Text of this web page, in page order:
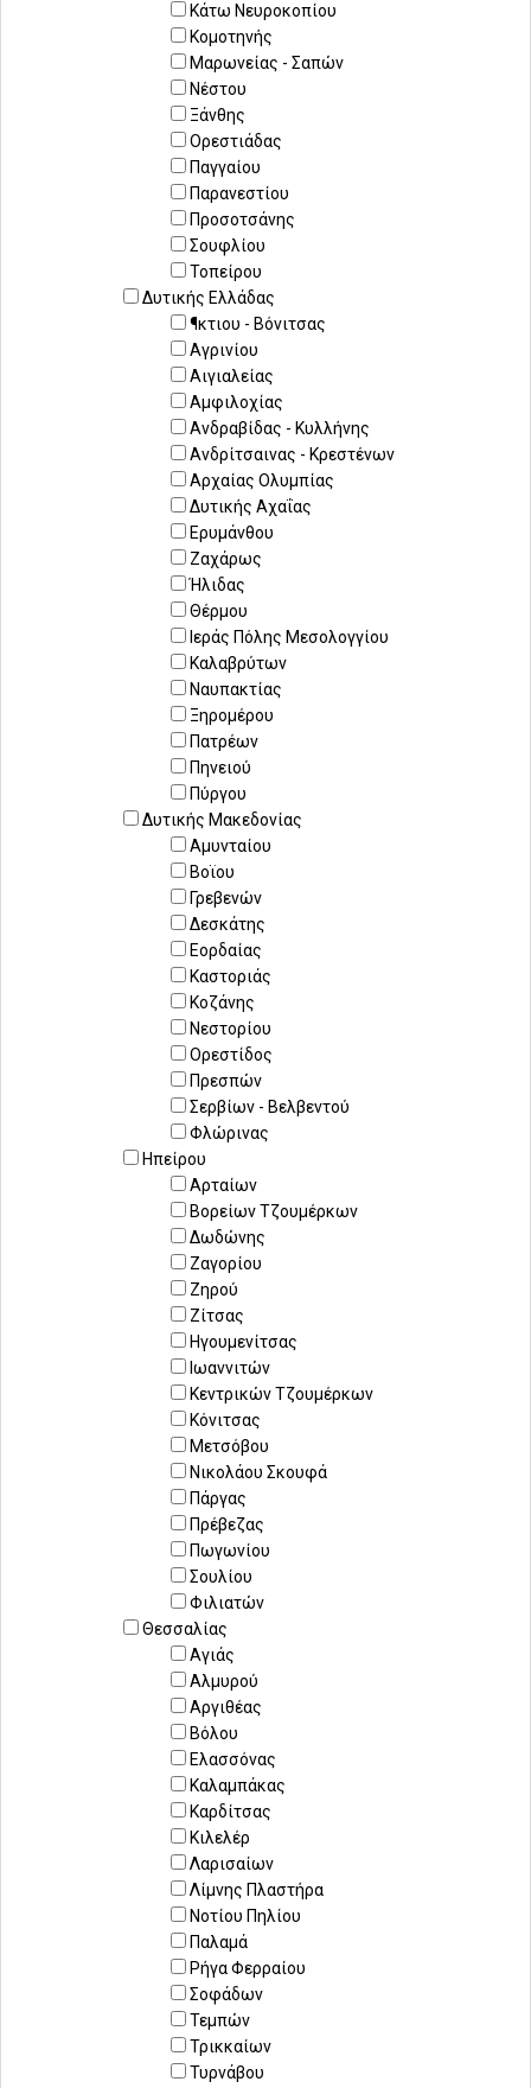
Κάτω Νευροκοπίου
Κομοτηνής
Μαρωνείας - Σαπών
Νέστου
Ξάνθης
Ορεστιάδας
Παγγαίου
Παρανεστίου
Προσοτσάνης
Σουφλίου
Τοπείρου
Δυτικής Ελλάδας
¶κτιου - Βόνιτσας
Αγρινίου
Αιγιαλείας
Αμφιλοχίας
Ανδραβίδας - Κυλλήνης
Ανδρίτσαινας - Κρεστένων
Αρχαίας Ολυμπίας
Δυτικής Αχαΐας
Ερυμάνθου
Ζαχάρως
Ήλιδας
Θέρμου
Ιεράς Πόλης Μεσολογγίου
Καλαβρύτων
Ναυπακτίας
Ξηρομέρου
Πατρέων
Πηνειού
Πύργου
Δυτικής Μακεδονίας
Αμυνταίου
Βοϊου
Γρεβενών
Δεσκάτης
Εορδαίας
Καστοριάς
Κοζάνης
Νεστορίου
Ορεστίδος
Πρεσπών
Σερβίων - Βελβεντού
Φλώρινας
Ηπείρου
Αρταίων
Βορείων Τζουμέρκων
Δωδώνης
Ζαγορίου
Ζηρού
Ζίτσας
Ηγουμενίτσας
Ιωαννιτών
Κεντρικών Τζουμέρκων
Κόνιτσας
Μετσόβου
Νικολάου Σκουφά
Πάργας
Πρέβεζας
Πωγωνίου
Σουλίου
Φιλιατών
Θεσσαλίας
Αγιάς
Αλμυρού
Αργιθέας
Βόλου
Ελασσόνας
Καλαμπάκας
Καρδίτσας
Κιλελέρ
Λαρισαίων
Λίμνης Πλαστήρα
Νοτίου Πηλίου
Παλαμά
Ρήγα Φερραίου
Σοφάδων
Τεμπών
Τρικκαίων
Τυρνάβου